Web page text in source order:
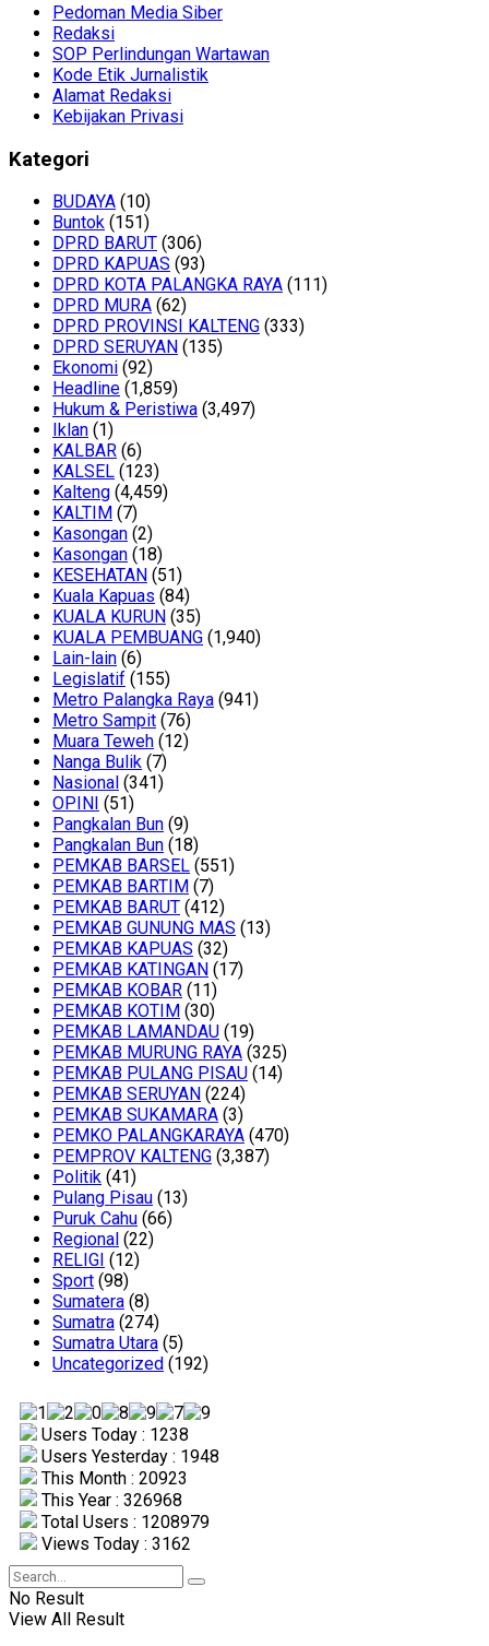
Pedoman Media Siber
Redaksi
SOP Perlindungan Wartawan
Kode Etik Jurnalistik
Alamat Redaksi
Kebijakan Privasi
Kategori
BUDAYA (10)
Buntok (151)
DPRD BARUT (306)
DPRD KAPUAS (93)
DPRD KOTA PALANGKA RAYA (111)
DPRD MURA (62)
DPRD PROVINSI KALTENG (333)
DPRD SERUYAN (135)
Ekonomi (92)
Headline (1,859)
Hukum & Peristiwa (3,497)
Iklan (1)
KALBAR (6)
KALSEL (123)
Kalteng (4,459)
KALTIM (7)
Kasongan (2)
Kasongan (18)
KESEHATAN (51)
Kuala Kapuas (84)
KUALA KURUN (35)
KUALA PEMBUANG (1,940)
Lain-lain (6)
Legislatif (155)
Metro Palangka Raya (941)
Metro Sampit (76)
Muara Teweh (12)
Nanga Bulik (7)
Nasional (341)
OPINI (51)
Pangkalan Bun (9)
Pangkalan Bun (18)
PEMKAB BARSEL (551)
PEMKAB BARTIM (7)
PEMKAB BARUT (412)
PEMKAB GUNUNG MAS (13)
PEMKAB KAPUAS (32)
PEMKAB KATINGAN (17)
PEMKAB KOBAR (11)
PEMKAB KOTIM (30)
PEMKAB LAMANDAU (19)
PEMKAB MURUNG RAYA (325)
PEMKAB PULANG PISAU (14)
PEMKAB SERUYAN (224)
PEMKAB SUKAMARA (3)
PEMKO PALANGKARAYA (470)
PEMPROV KALTENG (3,387)
Politik (41)
Pulang Pisau (13)
Puruk Cahu (66)
Regional (22)
RELIGI (12)
Sport (98)
Sumatera (8)
Sumatra (274)
Sumatra Utara (5)
Uncategorized (192)
Users Today : 1238
Users Yesterday : 1948
This Month : 20923
This Year : 326968
Total Users : 1208979
Views Today : 3162
No Result
View All Result